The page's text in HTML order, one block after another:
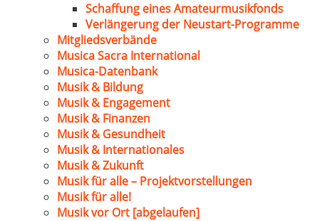
Schaffung eines Amateurmusikfonds
Verlängerung der Neustart-Programme
Mitgliedsverbände
Musica Sacra International
Musica-Datenbank
Musik & Bildung
Musik & Engagement
Musik & Finanzen
Musik & Gesundheit
Musik & Internationales
Musik & Zukunft
Musik für alle – Projektvorstellungen
Musik für alle!
Musik vor Ort [abgelaufen]